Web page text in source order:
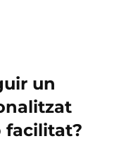
un
facilitat?